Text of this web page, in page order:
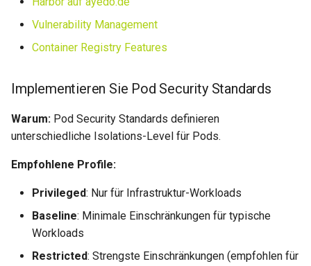
Vulnerability Management
Container Registry Features
Implementieren Sie Pod Security Standards
Warum: Pod Security Standards definieren
unterschiedliche Isolations-Level für Pods.
Empfohlene Profile:
Privileged: Nur für Infrastruktur-Workloads
Baseline: Minimale Einschränkungen für typische
Workloads
Restricted: Strengste Einschränkungen (empfohlen für